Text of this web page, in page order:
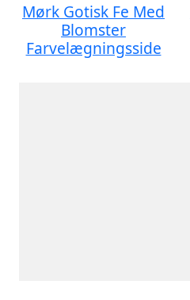
Mørk Gotisk Fe Med
Blomster
Farvelægningsside